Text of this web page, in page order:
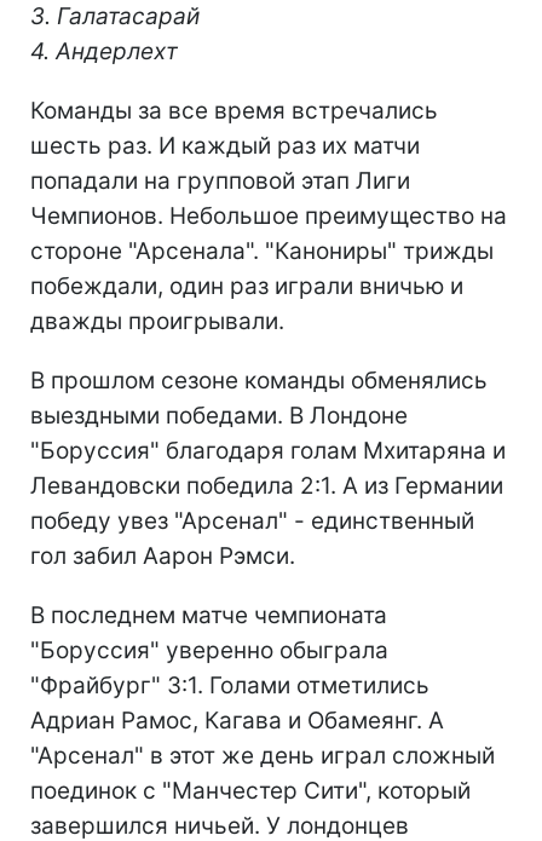
3. Галатасарай
4. Андерлехт
Команды за все время встречались
шесть раз. И каждый раз их матчи
попадали на групповой этап Лиги
Чемпионов. Небольшое преимущество на
стороне "Арсенала". "Канониры" трижды
побеждали, один раз играли вничью и
дважды проигрывали.
В прошлом сезоне команды обменялись
выездными победами. В Лондоне
"Боруссия" благодаря голам Мхитаряна и
Левандовски победила 2:1. А из Германии
победу увез "Арсенал" - единственный
гол забил Аарон Рэмси.
В последнем матче чемпионата
"Боруссия" уверенно обыграла
"Фрайбург" 3:1. Голами отметились
Адриан Рамос, Кагава и Обамеянг. А
"Арсенал" в этот же день играл сложный
поединок с "Манчестер Сити", который
завершился ничьей. У лондонцев